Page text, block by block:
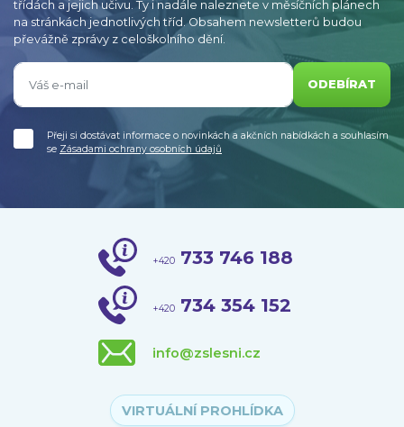
třídách a jejich učivu. Ty i nadále naleznete v měsíčních plánech
na stránkách jednotlivých tříd. Obsahem newsletterů budou
převážně zprávy z celoškolního dění.
ODEBÍRAT
Přeji si dostávat informace o novinkách a akčních nabídkách a souhlasím
se Zásadami ochrany osobních údajů
+420 733 746 188
+420 734 354 152
info@zslesni.cz
VIRTUÁLNÍ PROHLÍDKA